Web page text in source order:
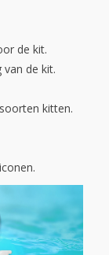
de kit.
de kit.
kitten.